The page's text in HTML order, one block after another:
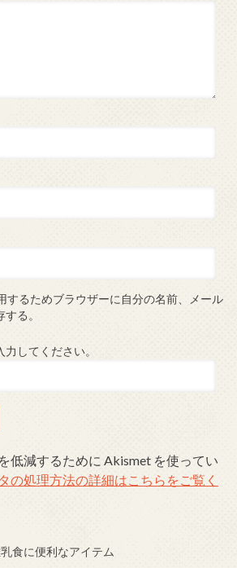
するためブラウザーに自分の名前、メール
る。
力してください。
低減するために Akismet を使ってい
の処理方法の詳細はこちらをご覧く
乳食に便利なアイテム